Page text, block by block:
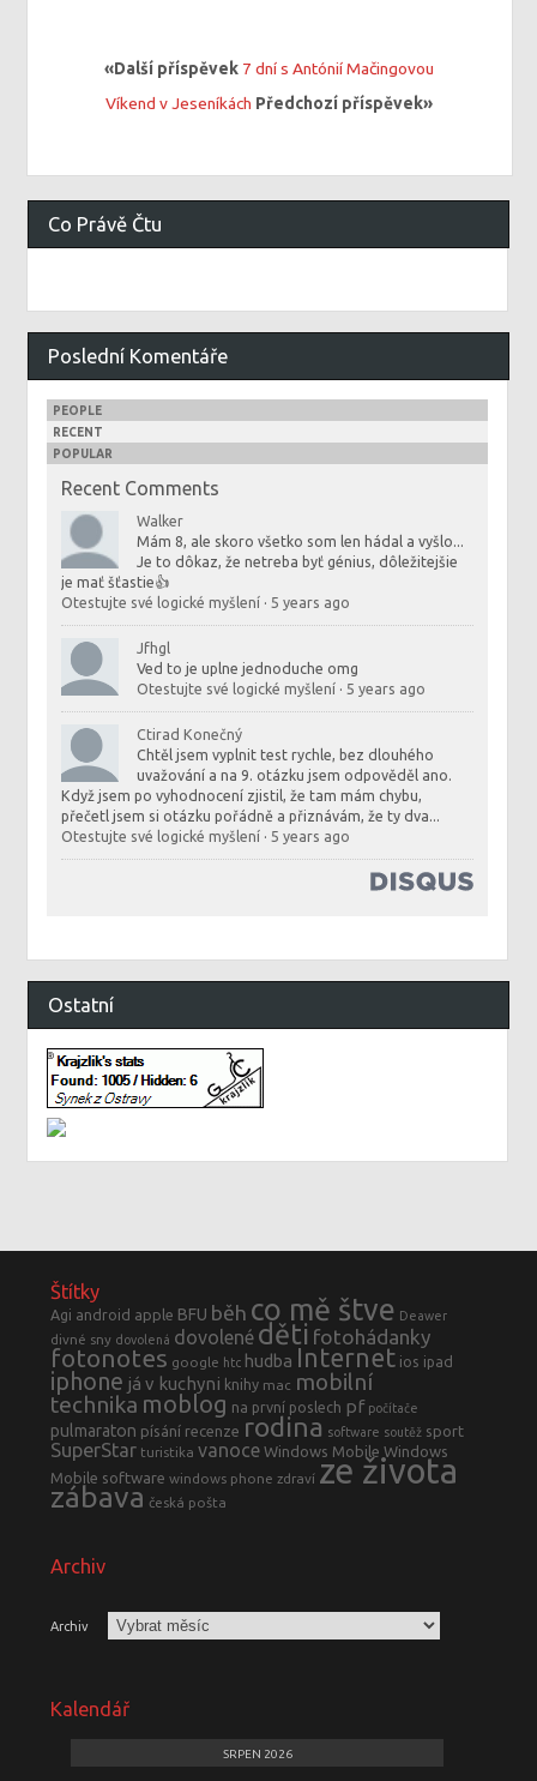
«Další příspěvek 7 dní s Antónií Mačingovou
Víkend v Jeseníkách Předchozí příspěvek»
Co Právě Čtu
Poslední Komentáře
PEOPLE
RECENT
POPULAR
Recent Comments
Walker
Mám 8, ale skoro všetko som len hádal a vyšlo...
Je to dôkaz, že netreba byť génius, dôležitejšie
je mať šťastie👍
Otestujte své logické myšlení · 5 years ago
Jfhgl
Ved to je uplne jednoduche omg
Otestujte své logické myšlení · 5 years ago
Ctirad Konečný
Chtěl jsem vyplnit test rychle, bez dlouhého
uvažování a na 9. otázku jsem odpověděl ano.
Když jsem po vyhodnocení zjistil, že tam mám chybu,
přečetl jsem si otázku pořádně a přiznávám, že ty dva...
Otestujte své logické myšlení · 5 years ago
Ostatní
Štítky
Agi android apple BFU běh co mě štve Deawer
divné sny dovolená dovolené děti fotohádanky
fotonotes google htc hudba Internet ios ipad
iphone já v kuchyni knihy mac mobilní
technika moblog na první poslech pf počítače
pulmaraton písání recenze rodina software soutěž sport
SuperStar turistika vanoce Windows Mobile Windows
Mobile software windows phone zdraví ze života
zábava česká pošta
Archiv
Archiv
Kalendář
SRPEN 2026